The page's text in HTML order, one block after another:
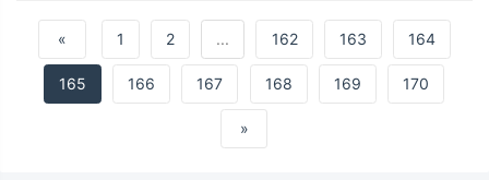
程管理。 二、 下载XShell Xshell免费版官网下
载地址：
« 1 2 ... 162 163 164
165 166 167 168 169 170
»